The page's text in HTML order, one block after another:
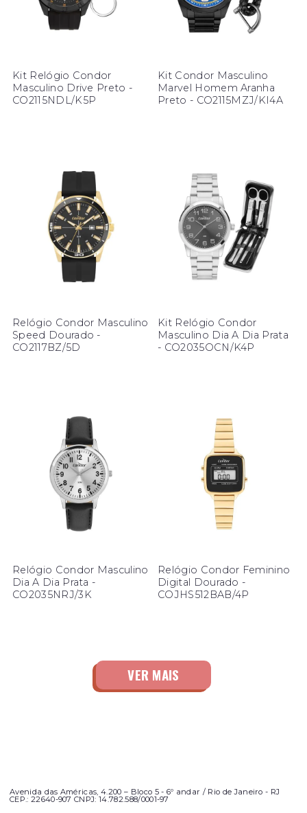
Kit Relógio Condor
Masculino Drive Preto -
CO2115NDL/K5P
Kit Condor Masculino
Marvel Homem Aranha
Preto - CO2115MZJ/KI4A
Relógio Condor Masculino
Speed Dourado -
CO2117BZ/5D
Kit Relógio Condor
Masculino Dia A Dia Prata
- CO2035OCN/K4P
Relógio Condor Masculino
Dia A Dia Prata -
CO2035NRJ/3K
Relógio Condor Feminino
Digital Dourado -
COJHS512BAB/4P
Avenida das Américas, 4.200 – Bloco 5 - 6º andar / Rio de Janeiro - RJ
CEP.: 22640-907 CNPJ: 14.782.588/0001-97